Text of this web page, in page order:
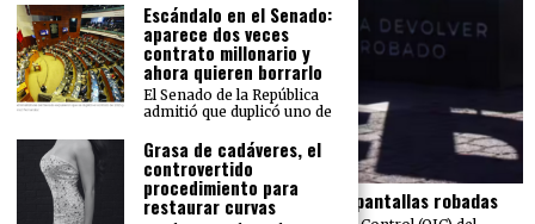
El Indep pierde más de 23 mdp en carros y pantallas robadas
Escándalo en el Senado:
aparece dos veces
contrato millonario y
ahora quieren borrarlo
El Senado de la República
admitió que duplicó uno de
Grasa de cadáveres, el
controvertido
procedimiento para
restaurar curvas